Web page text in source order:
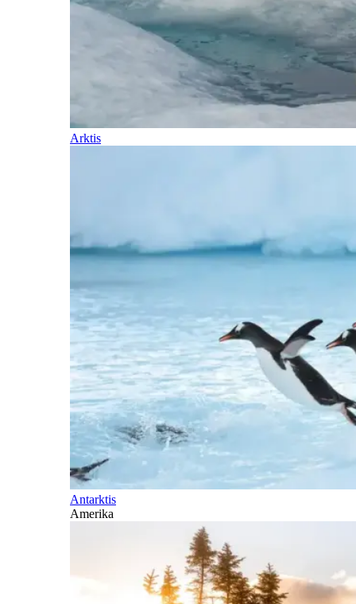
Arktis
Antarktis
Amerika